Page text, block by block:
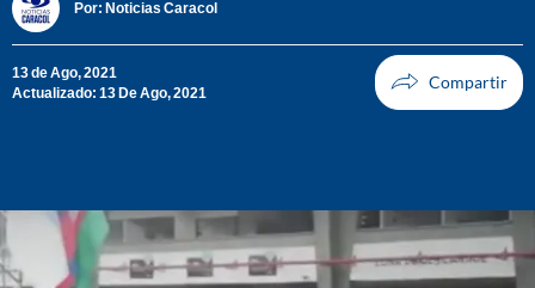
Por: Noticias Caracol
13 de Ago, 2021
Actualizado: 13 De Ago, 2021